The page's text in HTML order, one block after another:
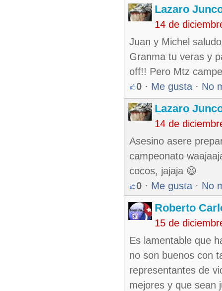
Lazaro
14 de
Juan y Michel
Granma tu veras y
off!! Pero Mtz
0 · Me gusta · No
Lazaro
14 de
Asesino asere
campeonato
cocos, jajaja 😆
0 · Me gusta · No
Roberto
15 de
Es lamentable que
no son buenos con
representantes de
mejores y que sean